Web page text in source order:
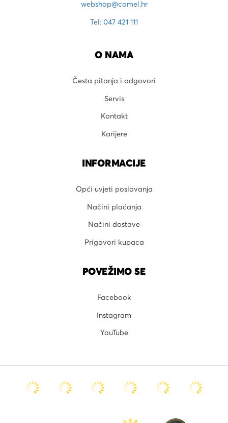
webshop@comel.hr
Tel: 047 421 111
O NAMA
Česta pitanja i odgovori
Servis
Kontakt
Karijere
INFORMACIJE
Opći uvjeti poslovanja
Načini plaćanja
Načini dostave
Prigovori kupaca
POVEŽIMO SE
Facebook
Instagram
YouTube